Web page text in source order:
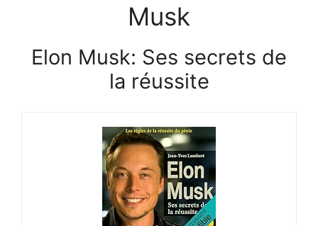
Musk
Elon Musk: Ses secrets de
la réussite